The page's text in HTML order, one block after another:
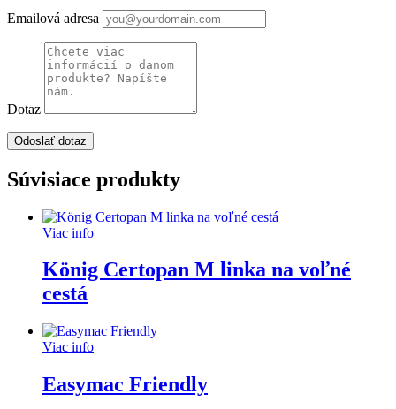
Emailová adresa
Dotaz
Súvisiace produkty
Viac info
König Certopan M linka na voľné
cestá
Viac info
Easymac Friendly